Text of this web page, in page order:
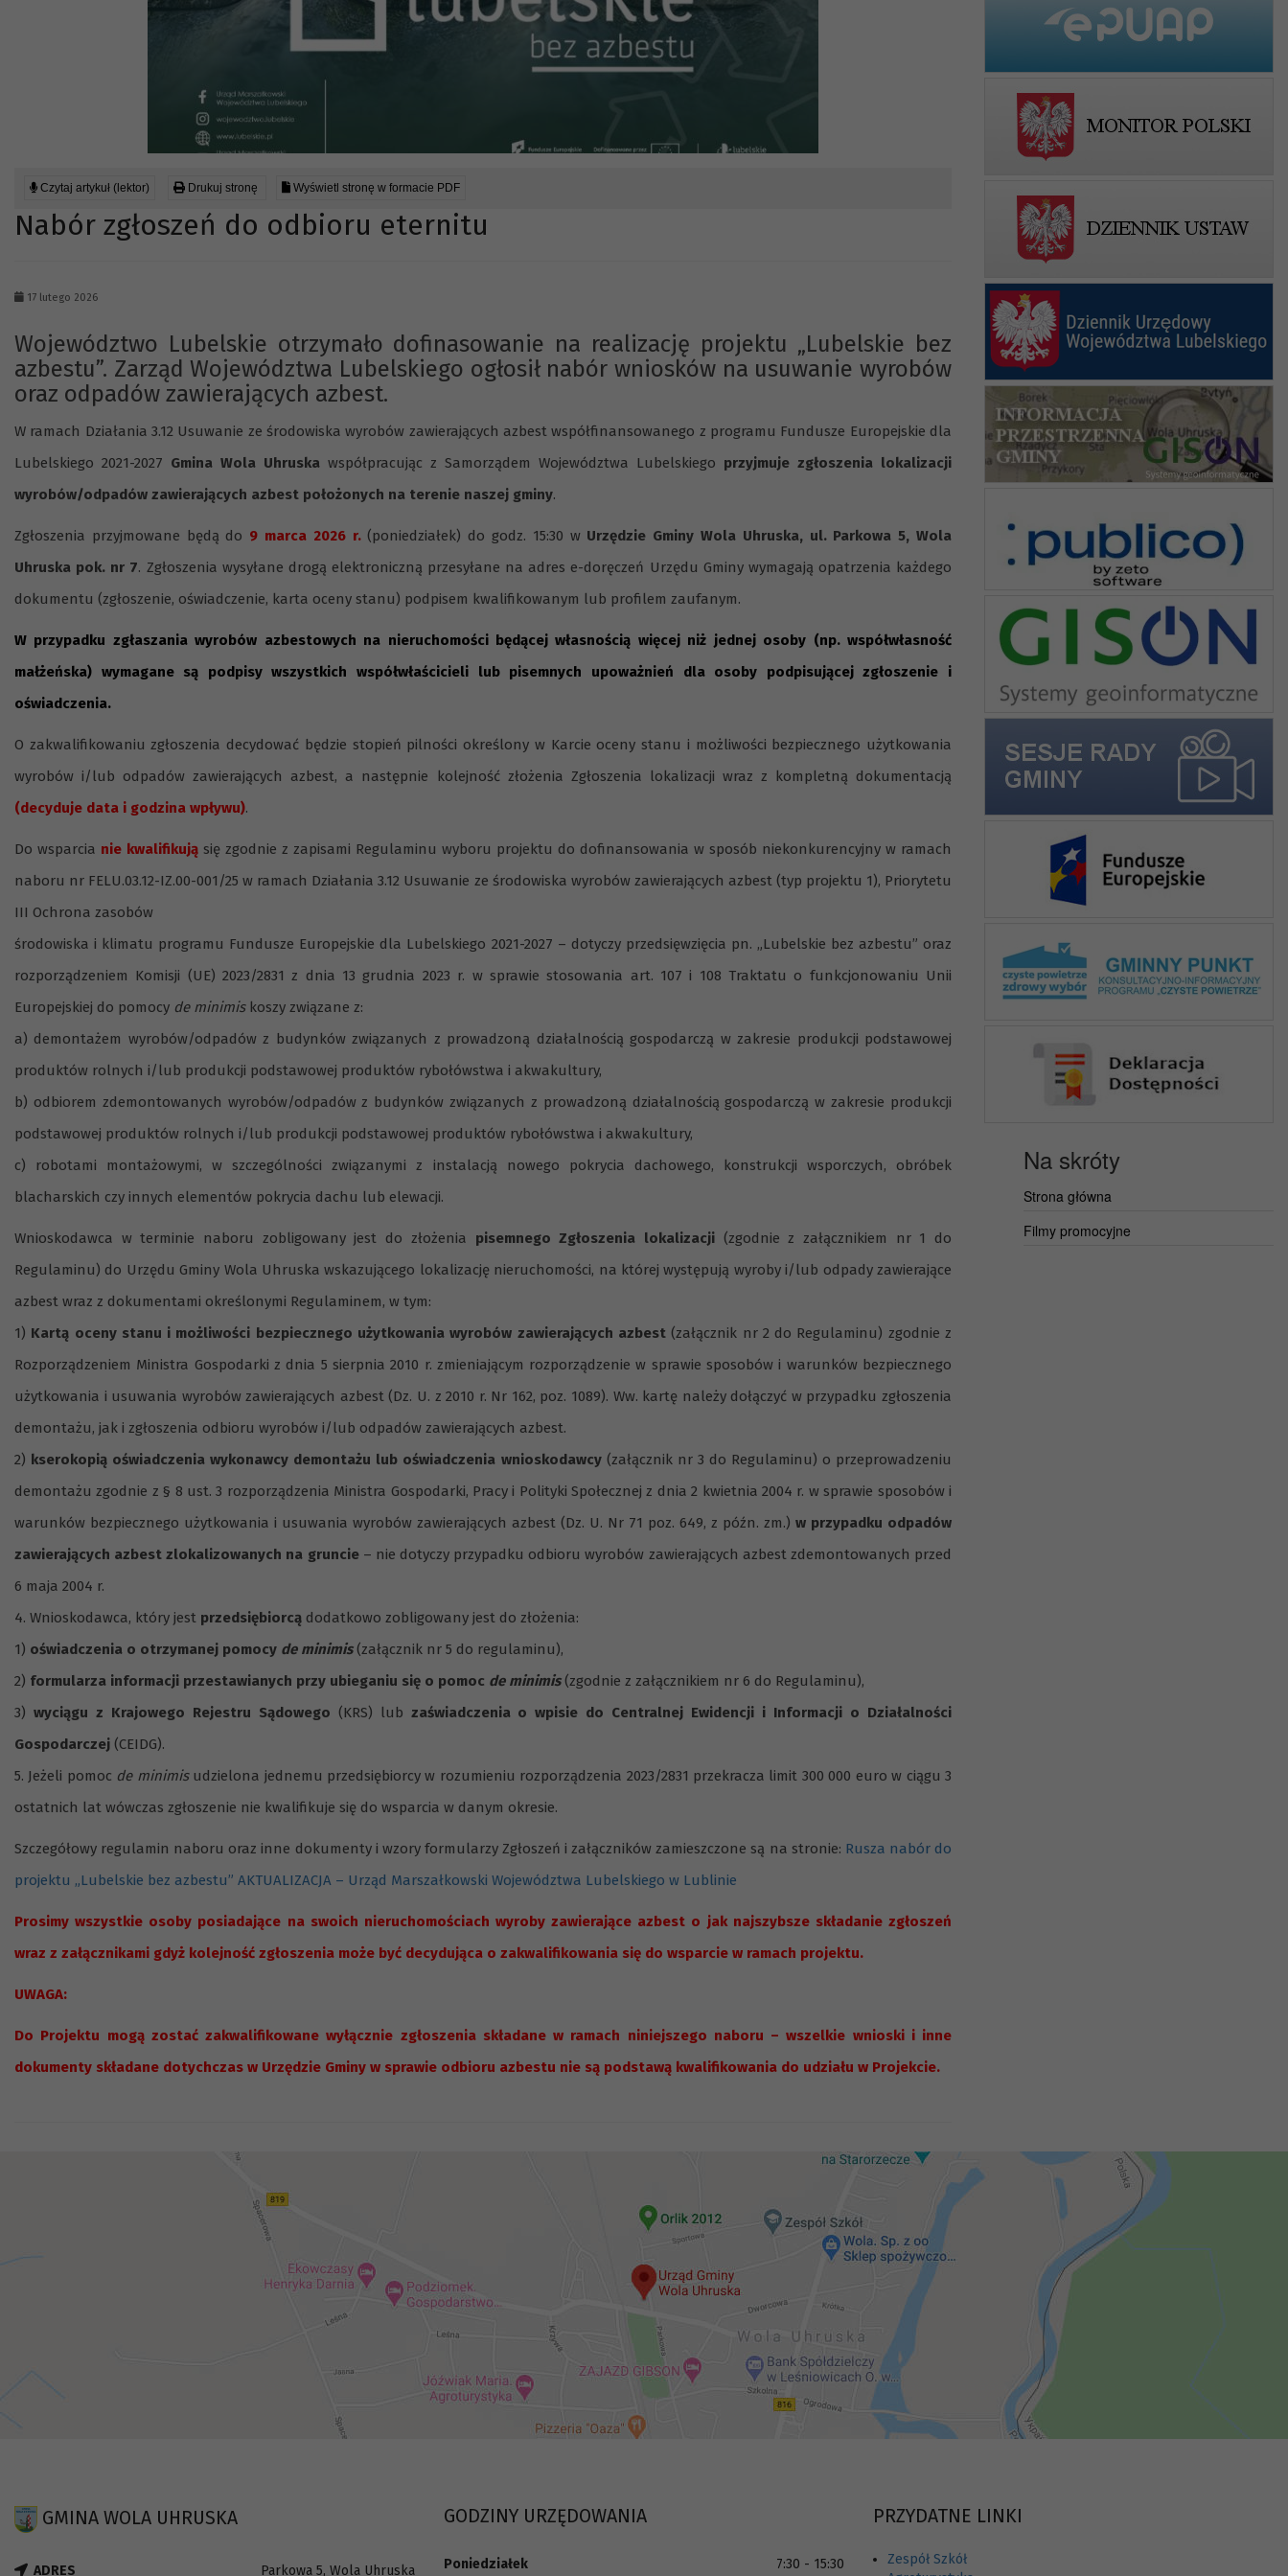
Czytaj artykuł (lektor) Drukuj stronę Wyświetl stronę w formacie PDF
Nabór zgłoszeń do odbioru eternitu
17 lutego 2026
Województwo Lubelskie otrzymało dofinasowanie na realizację projektu „Lubelskie bez
azbestu”. Zarząd Województwa Lubelskiego ogłosił nabór wniosków na usuwanie wyrobów
oraz odpadów zawierających azbest.
W ramach Działania 3.12 Usuwanie ze środowiska wyrobów zawierających azbest współfinansowanego z programu Fundusze Europejskie dla
Lubelskiego 2021-2027 Gmina Wola Uhruska współpracując z Samorządem Województwa Lubelskiego przyjmuje zgłoszenia lokalizacji
wyrobów/odpadów zawierających azbest położonych na terenie naszej gminy.
Zgłoszenia przyjmowane będą do 9 marca 2026 r.(poniedziałek) do godz. 15:30 w Urzędzie Gminy Wola Uhruska, ul. Parkowa 5, Wola
Uhruska pok. nr 7. Zgłoszenia wysyłane drogą elektroniczną przesyłane na adres e-doręczeń Urzędu Gminy wymagają opatrzenia każdego
dokumentu (zgłoszenie, oświadczenie, karta oceny stanu) podpisem kwalifikowanym lub profilem zaufanym.
W przypadku zgłaszania wyrobów azbestowych na nieruchomości będącej własnością więcej niż jednej osoby (np. współwłasność
małżeńska) wymagane są podpisy wszystkich współwłaścicieli lub pisemnych upoważnień dla osoby podpisującej zgłoszenie i
oświadczenia.
O zakwalifikowaniu zgłoszenia decydować będzie stopień pilności określony w Karcie oceny stanu i możliwości bezpiecznego użytkowania
wyrobów i/lub odpadów zawierających azbest, a następnie kolejność złożenia Zgłoszenia lokalizacji wraz z kompletną dokumentacją
(decyduje data i godzina wpływu).
Do wsparcia nie kwalifikują się zgodnie z zapisami Regulaminu wyboru projektu do dofinansowania w sposób niekonkurencyjny w ramach
naboru nr FELU.03.12-IZ.00-001/25 w ramach Działania 3.12 Usuwanie ze środowiska wyrobów zawierających azbest (typ projektu 1), Priorytetu
III Ochrona zasobów
środowiska i klimatu programu Fundusze Europejskie dla Lubelskiego 2021-2027 – dotyczy przedsięwzięcia pn. „Lubelskie bez azbestu” oraz
rozporządzeniem Komisji (UE) 2023/2831 z dnia 13 grudnia 2023 r. w sprawie stosowania art. 107 i 108 Traktatu o funkcjonowaniu Unii
Europejskiej do pomocy de minimiskoszy związane z:
a) demontażem wyrobów/odpadów z budynków związanych z prowadzoną działalnością gospodarczą w zakresie produkcji podstawowej
produktów rolnych i/lub produkcji podstawowej produktów rybołówstwa i akwakultury,
b) odbiorem zdemontowanych wyrobów/odpadów z budynków związanych z prowadzoną działalnością gospodarczą w zakresie produkcji
podstawowej produktów rolnych i/lub produkcji podstawowej produktów rybołówstwa i akwakultury,
c) robotami montażowymi, w szczególności związanymi z instalacją nowego pokrycia dachowego, konstrukcji wsporczych, obróbek
blacharskich czy innych elementów pokrycia dachu lub elewacji.
Wnioskodawca w terminie naboru zobligowany jest do złożenia pisemnego Zgłoszenia lokalizacji(zgodnie z załącznikiem nr 1 do
Regulaminu) do Urzędu Gminy Wola Uhruska wskazującego lokalizację nieruchomości, na której występują wyroby i/lub odpady zawierające
azbest wraz z dokumentami określonymi Regulaminem, w tym:
1) Kartą oceny stanu i możliwości bezpiecznego użytkowania wyrobów zawierających azbest(załącznik nr 2 do Regulaminu) zgodnie z
Rozporządzeniem Ministra Gospodarki z dnia 5 sierpnia 2010 r. zmieniającym rozporządzenie w sprawie sposobów i warunków bezpiecznego
użytkowania i usuwania wyrobów zawierających azbest (Dz. U. z 2010 r. Nr 162, poz. 1089). Ww. kartę należy dołączyć w przypadku zgłoszenia
demontażu, jak i zgłoszenia odbioru wyrobów i/lub odpadów zawierających azbest.
2) kserokopią oświadczenia wykonawcy demontażu lub oświadczenia wnioskodawcy(załącznik nr 3 do Regulaminu) o przeprowadzeniu
demontażu zgodnie z § 8 ust. 3 rozporządzenia Ministra Gospodarki, Pracy i Polityki Społecznej z dnia 2 kwietnia 2004 r. w sprawie sposobów i
warunków bezpiecznego użytkowania i usuwania wyrobów zawierających azbest (Dz. U. Nr 71 poz. 649, z późn. zm.) w przypadku odpadów
zawierających azbest zlokalizowanych na gruncie– nie dotyczy przypadku odbioru wyrobów zawierających azbest zdemontowanych przed
6 maja 2004 r.
4. Wnioskodawca, który jest przedsiębiorcą dodatkowo zobligowany jest do złożenia:
1) oświadczenia o otrzymanej pomocy de minimis(załącznik nr 5 do regulaminu),
2) formularza informacji przestawianych przy ubieganiu się o pomoc de minimis(zgodnie z załącznikiem nr 6 do Regulaminu),
3) wyciągu z Krajowego Rejestru Sądowego (KRS) lub zaświadczenia o wpisie do Centralnej Ewidencji i Informacji o Działalności
Gospodarczej (CEIDG).
5. Jeżeli pomoc de minimisudzielona jednemu przedsiębiorcy w rozumieniu rozporządzenia 2023/2831 przekracza limit 300 000 euro w ciągu 3
ostatnich lat wówczas zgłoszenie nie kwalifikuje się do wsparcia w danym okresie.
Szczegółowy regulamin naboru oraz inne dokumenty i wzory formularzy Zgłoszeń i załączników zamieszczone są na stronie: Rusza nabór do
projektu „Lubelskie bez azbestu” AKTUALIZACJA – Urząd Marszałkowski Województwa Lubelskiego w Lublinie
Prosimy wszystkie osoby posiadające na swoich nieruchomościach wyroby zawierające azbest o jak najszybsze składanie zgłoszeń
wraz z załącznikami gdyż kolejność zgłoszenia może być decydująca o zakwalifikowania się do wsparcie w ramach projektu.
UWAGA:
Do Projektu mogą zostać zakwalifikowane wyłącznie zgłoszenia składane w ramach niniejszego naboru – wszelkie wnioski i inne
dokumenty składane dotychczas w Urzędzie Gminy w sprawie odbioru azbestu nie są podstawą kwalifikowania do udziału w Projekcie.
Na skróty
Strona główna
Filmy promocyjne
GMINA WOLA UHRUSKA
ADRES Parkowa 5, Wola Uhruska
GODZINY URZĘDOWANIA
Poniedziałek 7:30 - 15:30
PRZYDATNE LINKI
Zespół Szkół